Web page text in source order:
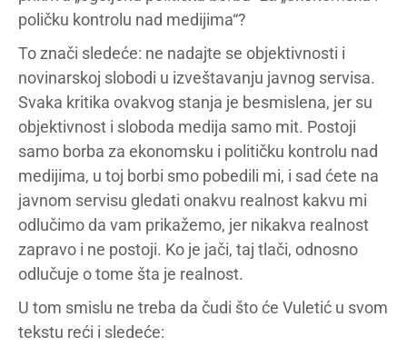
poličku kontrolu nad medijima“?
To znači sledeće: ne nadajte se objektivnosti i
novinarskoj slobodi u izveštavanju javnog servisa.
Svaka kritika ovakvog stanja je besmislena, jer su
objektivnost i sloboda medija samo mit. Postoji
samo borba za ekonomsku i političku kontrolu nad
medijima, u toj borbi smo pobedili mi, i sad ćete na
javnom servisu gledati onakvu realnost kakvu mi
odlučimo da vam prikažemo, jer nikakva realnost
zapravo i ne postoji. Ko je jači, taj tlači, odnosno
odlučuje o tome šta je realnost.
U tom smislu ne treba da čudi što će Vuletić u svom
tekstu reći i sledeće: